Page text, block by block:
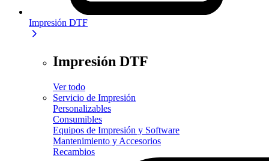
Impresión DTF
Impresión DTF
Ver todo
Servicio de Impresión
Personalizables
Consumibles
Equipos de Impresión y Software
Mantenimiento y Accesorios
Recambios